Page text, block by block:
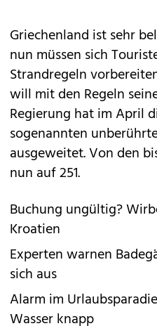
Griechenland ist sehr
nun müssen sich
Strandregeln
will mit den Regeln
Regierung hat im April
sogenannten
ausgeweitet. Von den
nun auf 251.
Buchung ungültig?
Kroatien
Experten warnen
sich aus
Alarm im
Wasser knapp